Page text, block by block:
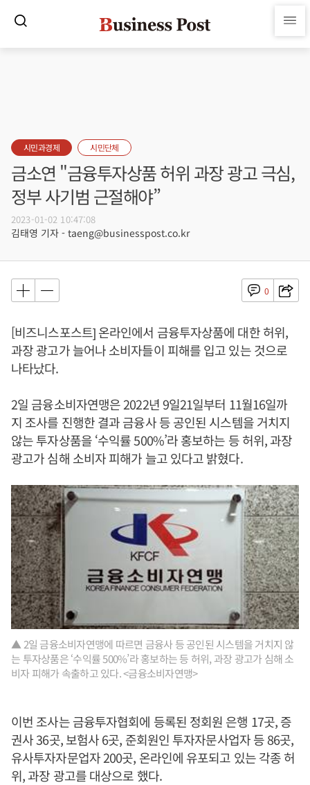
시민과경제 시민단체
금소연 "금융투자상품 허위 과장 광고 극심,
정부 사기범 근절해야”
2023-01-02 10:47:08
김태영 기자 - taeng@businesspost.co.kr
0
[비즈니스포스트] 온라인에서 금융투자상품에 대한 허위,
과장 광고가 늘어나 소비자들이 피해를 입고 있는 것으로
나타났다.
2일 금융소비자연맹은 2022년 9일21일부터 11월16일까
지 조사를 진행한 결과 금융사 등 공인된 시스템을 거치지
않는 투자상품을 ‘수익률 500%’라 홍보하는 등 허위, 과장
광고가 심해 소비자 피해가 늘고 있다고 밝혔다.
▲ 2일 금융소비자연맹에 따르면 금융사 등 공인된 시스템을 거치지 않
는 투자상품은 ‘수익률 500%’라 홍보하는 등 허위, 과장 광고가 심해 소
비자 피해가 속출하고 있다. <금융소비자연맹>
이번 조사는 금융투자협회에 등록된 정회원 은행 17곳, 증
권사 36곳, 보험사 6곳, 준회원인 투자자문사업자 등 86곳,
유사투자자문업자 200곳, 온라인에 유포되고 있는 각종 허
위, 과장 광고를 대상으로 했다.